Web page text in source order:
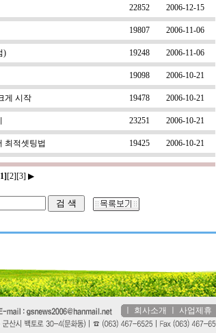
22852 2006-12-15
19807 2006-11-06
) 19248 2006-11-06
19098 2006-10-21
게 시작 19478 2006-10-21
23251 2006-10-21
최적셋팅법 19425 2006-10-21
[2][3] ▶
회사소개 사업제휴